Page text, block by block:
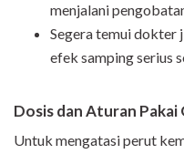
menjalani
Segera temui dokter
efek samping serius
Dosis dan Aturan
Untuk mengatasi perut